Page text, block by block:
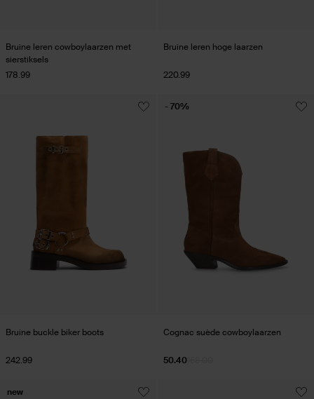
Bruine leren cowboylaarzen met
sierstiksels
178.99
Bruine leren hoge laarzen
220.99
Bruine buckle biker boots
242.99
Cognac suède cowboylaarzen
50.40
- 70%
new